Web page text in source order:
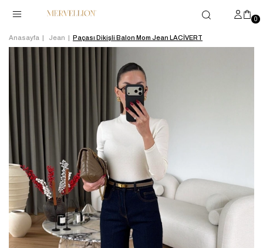
0
Anasayfa Jean Paçası Dikişli Balon Mom Jean LACİVERT